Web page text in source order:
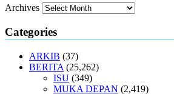
Archives
Categories
ARKIB (37)
BERITA (25,262)
ISU (349)
MUKA DEPAN (2,419)